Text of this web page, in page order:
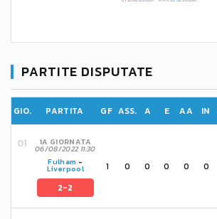
PARTITE DISPUTATE
GIO. PARTITA GF ASS. A E AA IN
1A GIORNATA
06/08/2022 11:30
Fulham -
Liverpool
2-2
1 0 0 0 0 0